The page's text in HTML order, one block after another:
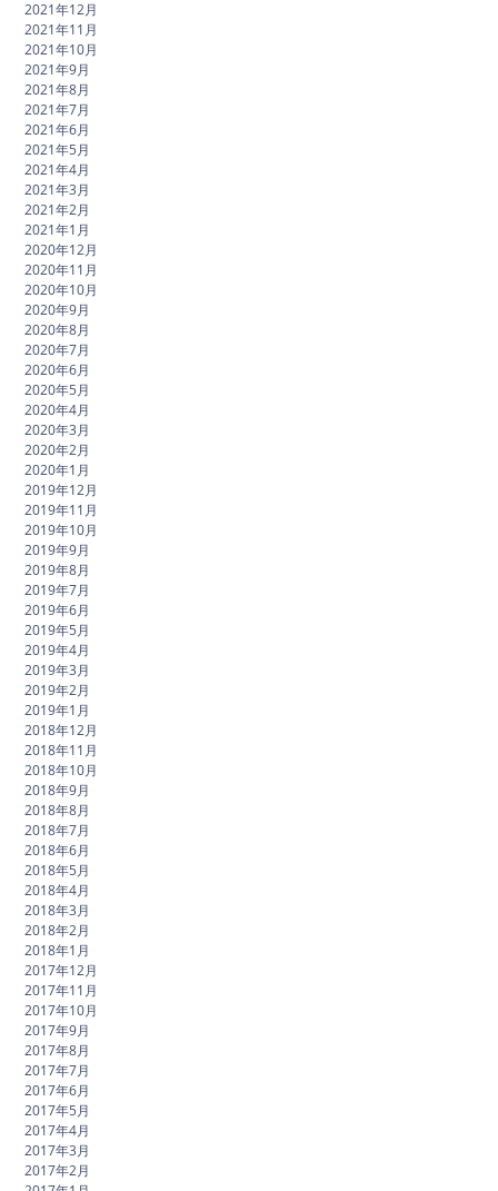
2021年12月
2021年11月
2021年10月
2021年9月
2021年8月
2021年7月
2021年6月
2021年5月
2021年4月
2021年3月
2021年2月
2021年1月
2020年12月
2020年11月
2020年10月
2020年9月
2020年8月
2020年7月
2020年6月
2020年5月
2020年4月
2020年3月
2020年2月
2020年1月
2019年12月
2019年11月
2019年10月
2019年9月
2019年8月
2019年7月
2019年6月
2019年5月
2019年4月
2019年3月
2019年2月
2019年1月
2018年12月
2018年11月
2018年10月
2018年9月
2018年8月
2018年7月
2018年6月
2018年5月
2018年4月
2018年3月
2018年2月
2018年1月
2017年12月
2017年11月
2017年10月
2017年9月
2017年8月
2017年7月
2017年6月
2017年5月
2017年4月
2017年3月
2017年2月